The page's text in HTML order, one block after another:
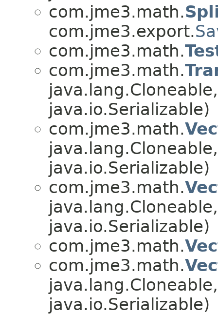
com.jme3.math.
com.jme3.export.
com.jme3.math.
com.jme3.math.
java.io.Serializable)
com.jme3.math.
java.io.Serializable)
com.jme3.math.
java.io.Serializable)
com.jme3.math.
com.jme3.math.
java.io.Serializable)